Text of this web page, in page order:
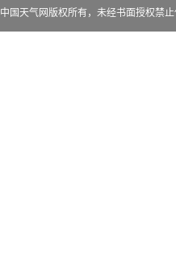
中国天气网版权所有，未经书面授权